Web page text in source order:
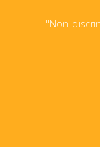
"Non-